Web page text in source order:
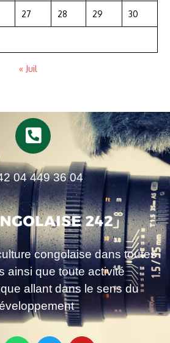
27 28 29 30
« Juil
04 449 36 04
congolaise dans toutes
ainsi que toute activité
allant dans le sens du